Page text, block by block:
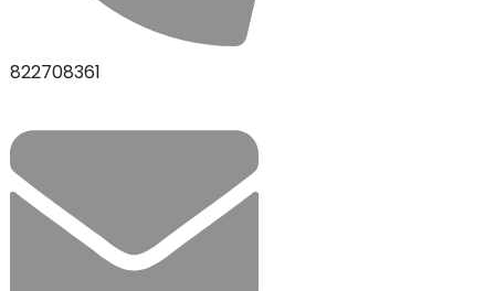
822708361